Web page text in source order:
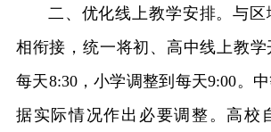
二、优化线上教学安排。与区
相衔接，统一将初、高中线上教学
每天8:30，小学调整到每天9:00。
据实际情况作出必要调整。高校